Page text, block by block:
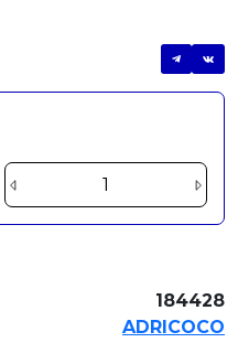
184428
ADRICOCO